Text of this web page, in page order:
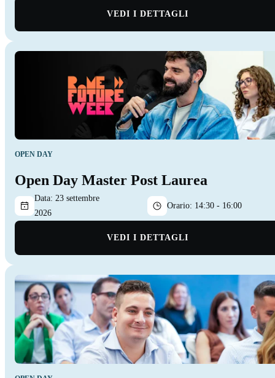
VEDI I DETTAGLI
OPEN DAY
Open Day Master Post Laurea
Data: 23 settembre
2026
Orario: 14:30 - 16:00
VEDI I DETTAGLI